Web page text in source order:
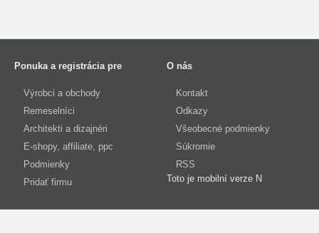
Ponuka a registrácia pre
Výrobci a obchody
Remeselníci
Architekti a dizajnéri
E-shopy, affiliate, ppc
Podmienky
Pridať firmu
O nás
Kontakt
Odkazy
Všeobecné podmienky
Súkromie
RSS
Toto je mobilní verze N